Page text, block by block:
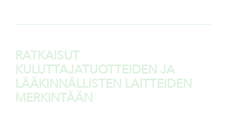
RATKAISUT
KULUTTAJATUOTTEIDEN JA
LÄÄKINNÄLLISTEN LAITTEIDEN
MERKINTÄÄN